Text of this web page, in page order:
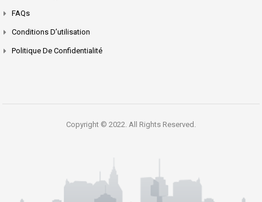
FAQs
Conditions D’utilisation
Politique De Confidentialité
Copyright © 2022. All Rights Reserved.